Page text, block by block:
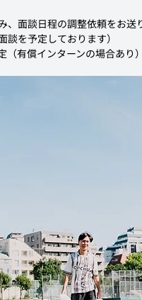
面談日程の調整依頼をお送
を予定しております）
有償インターンの場合あり